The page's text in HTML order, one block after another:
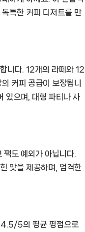
혼
ㅣ
추
천
특한 커피 디저트를 만
니다. 12개의 라떼와 12
커피 공급이 보장됩니
있으며, 대형 파티나 사
도 예외가 아닙니다.
맛을 제공하며, 엄격한
4.5/5의 평균 평점으로